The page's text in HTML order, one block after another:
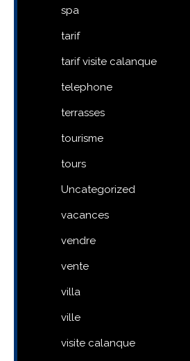
spa
tarif
tarif visite calanque
telephone
terrasses
tourisme
tours
Uncategorized
vacances
vendre
vente
villa
ville
visite calanque